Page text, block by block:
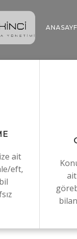
ait
eft,